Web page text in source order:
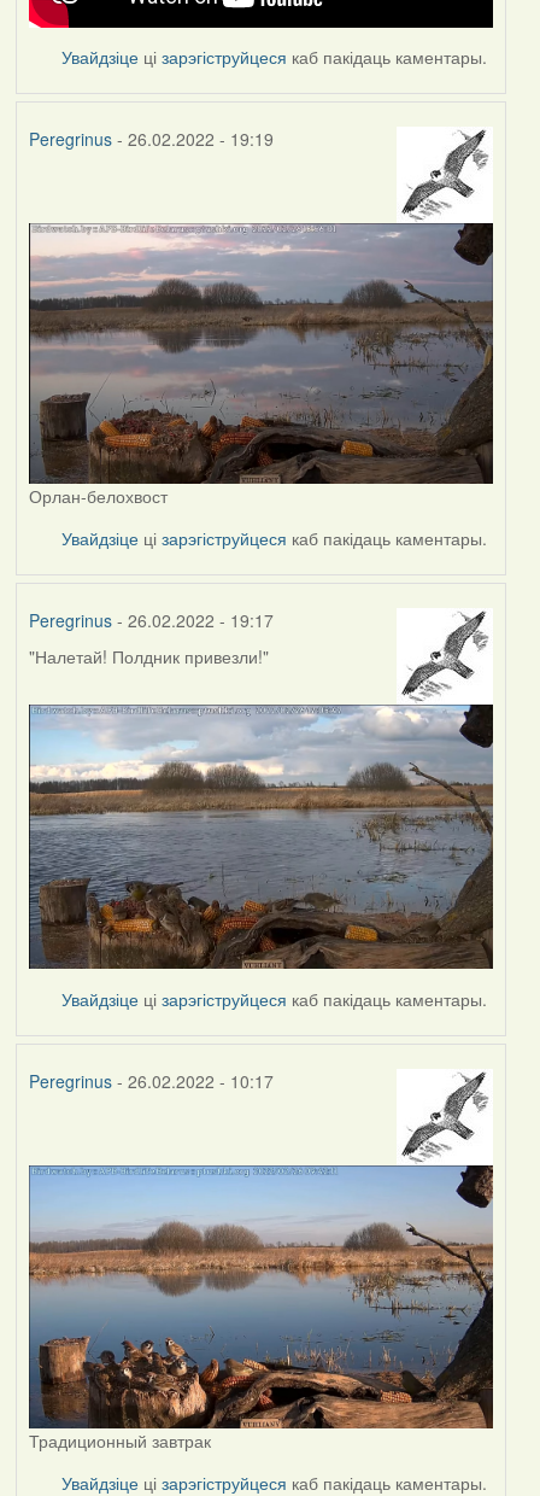
Увайдзіце цізарэгіструйцеся каб пакідаць каментары.
Peregrinus- 26.02.2022 - 19:19
Орлан-белохвост
Увайдзіце цізарэгіструйцеся каб пакідаць каментары.
Peregrinus- 26.02.2022 - 19:17
"Налетай! Полдник привезли!"
Увайдзіце цізарэгіструйцеся каб пакідаць каментары.
Peregrinus- 26.02.2022 - 10:17
Традиционный завтрак
Увайдзіце цізарэгіструйцеся каб пакідаць каментары.